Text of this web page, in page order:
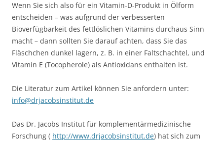
Wenn Sie sich also für ein Vitamin-D-Produkt in Ölform
entscheiden – was aufgrund der verbesserten
Bioverfügbarkeit des fettlöslichen Vitamins durchaus Sinn
macht – dann sollten Sie darauf achten, dass Sie das
Fläschchen dunkel lagern, z. B. in einer Faltschachtel, und
Vitamin E (Tocopherole) als Antioxidans enthalten ist.
Die Literatur zum Artikel können Sie anfordern unter:
info@drjacobsinstitut.de
Das Dr. Jacobs Institut für komplementärmedizinische
Forschung ( http://www.drjacobsinstitut.de) hat sich zum